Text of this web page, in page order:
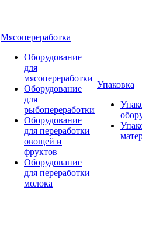
Мясопереработка
Оборудование
для
мясопереработки
Оборудование
для
рыбопереработки
Оборудование
для переработки
овощей и
фруктов
Оборудование
для переработки
молока
Упаковка